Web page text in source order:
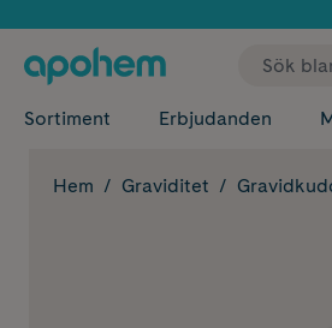
Sortiment Erbjudanden
Hem Graviditet